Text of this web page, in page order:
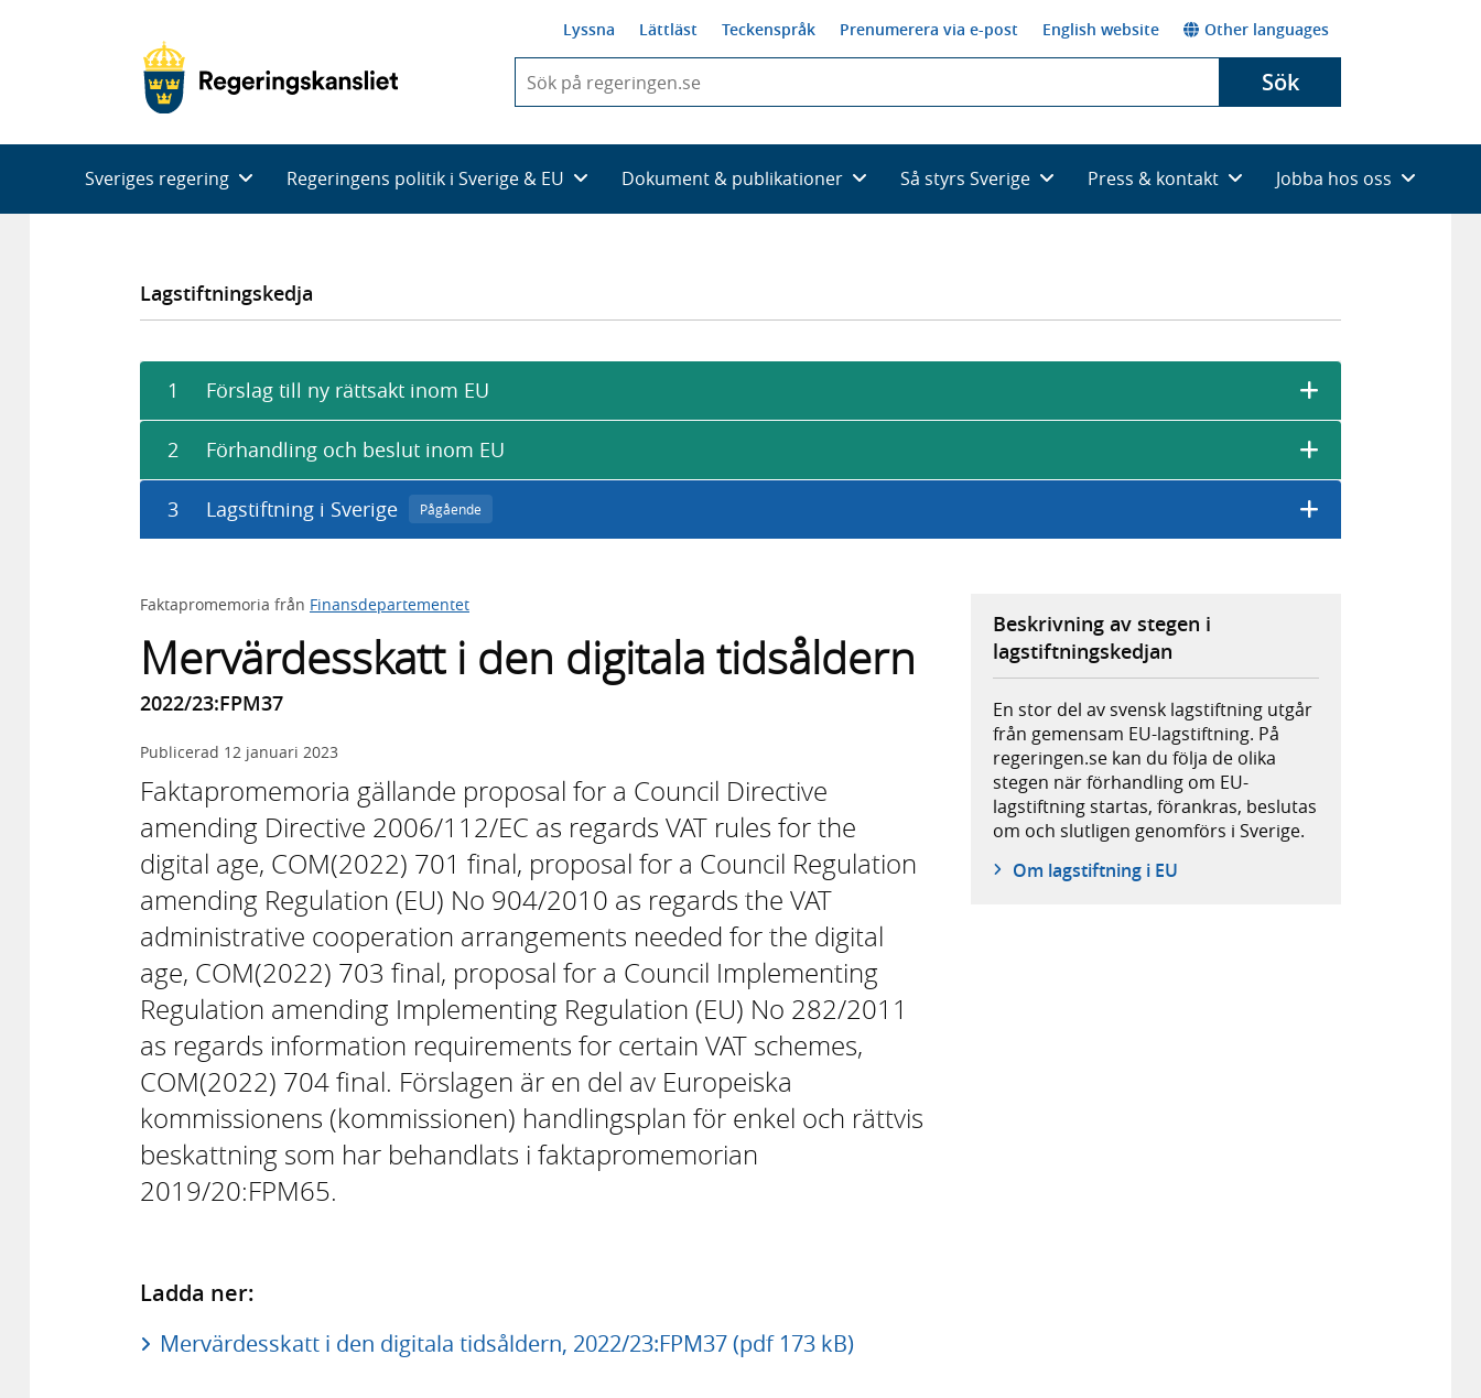
Lyssna Lättläst Teckenspråk Prenumerera via e-post English website Other languages
du
skriva
framträder
en
Sök
Sveriges regering Regeringens politik i Sverige & EU Dokument & publikationer Så styrs Sverige Press & kontakt Jobba hos oss
Lagstiftningskedja
1 Förslag till ny rättsakt inom EU
2 Förhandling och beslut inom EU
3 Lagstiftning i Sverige Pågående
Faktapromemoria från Finansdepartementet
Mervärdesskatt i den digitala tidsåldern
2022/23:FPM37
Publicerad 12 januari 2023
Faktapromemoria gällande proposal for a Council Directive
amending Directive 2006/112/EC as regards VAT rules for the
digital age, COM(2022) 701 final, proposal for a Council Regulation
amending Regulation (EU) No 904/2010 as regards the VAT
administrative cooperation arrangements needed for the digital
age, COM(2022) 703 final, proposal for a Council Implementing
Regulation amending Implementing Regulation (EU) No 282/2011
as regards information requirements for certain VAT schemes,
COM(2022) 704 final. Förslagen är en del av Europeiska
kommissionens (kommissionen) handlingsplan för enkel och rättvis
beskattning som har behandlats i faktapromemorian
2019/20:FPM65.
Ladda ner:
Mervärdesskatt i den digitala tidsåldern, 2022/23:FPM37 (pdf 173 kB)
Beskrivning av stegen i
lagstiftningskedjan
En stor del av svensk lagstiftning utgår
från gemensam EU-lagstiftning. På
regeringen.se kan du följa de olika
stegen när förhandling om EU-
lagstiftning startas, förankras, beslutas
om och slutligen genomförs i Sverige.
Om lagstiftning i EU